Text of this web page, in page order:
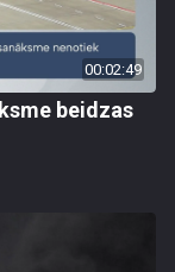
00:02:49
beidzas